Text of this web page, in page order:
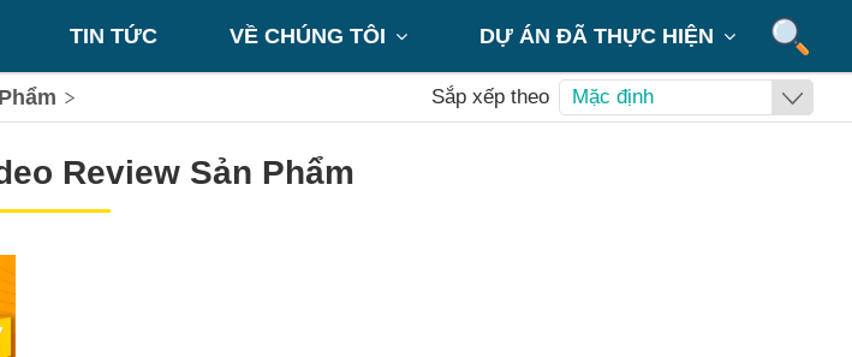
DỰ ÁN ĐÃ THỰC HIỆN 
VỀ CHÚNG TÔI 
TIN TỨC
Mặc định
Sắp xếp theo
Review Sản Phẩm